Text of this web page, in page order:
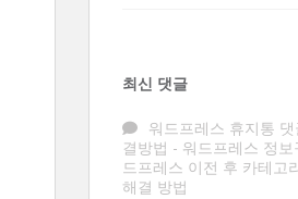
최신 댓글
워드프레스 휴지통
결방법 - 워드프레스 정보
드프레스 이전 후 카테고
해결 방법